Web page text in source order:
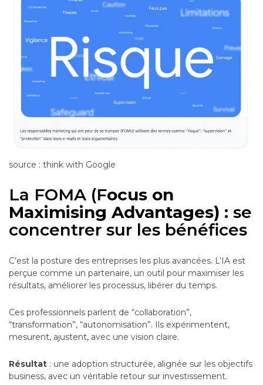
source : think with Google
La FOMA (Focus on
Maximising Advantages) : se
concentrer sur les bénéfices
C’est la posture des entreprises les plus avancées. L’IA est
perçue comme un partenaire, un outil pour maximiser les
résultats, améliorer les processus, libérer du temps.
Ces professionnels parlent de “collaboration”,
“transformation”, “autonomisation”. Ils expérimentent,
mesurent, ajustent, avec une vision claire.
Résultat : une adoption structurée, alignée sur les objectifs
business, avec un véritable retour sur investissement.